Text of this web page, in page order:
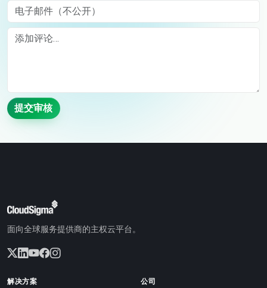
电子邮件（不公开）
Comment
提交审核
面向全球服务提供商的主权云平台。
解决方案 公司